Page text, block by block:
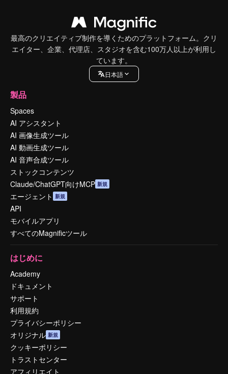
最高のクリエイティブ制作を導くためのプラットフォーム。クリ
エイター、企業、代理店、スタジオを含む100万人以上が利用し
ています。
日本語
製品
Spaces
AI アシスタント
AI 画像生成ツール
AI 動画生成ツール
AI 音声合成ツール
ストックコンテンツ
Claude/ChatGPT向けMCP 新規
エージェント 新規
API
モバイルアプリ
すべてのMagnificツール
はじめに
Academy
ドキュメント
サポート
利用規約
プライバシーポリシー
オリジナル 新規
クッキーポリシー
トラストセンター
アフィリエイト